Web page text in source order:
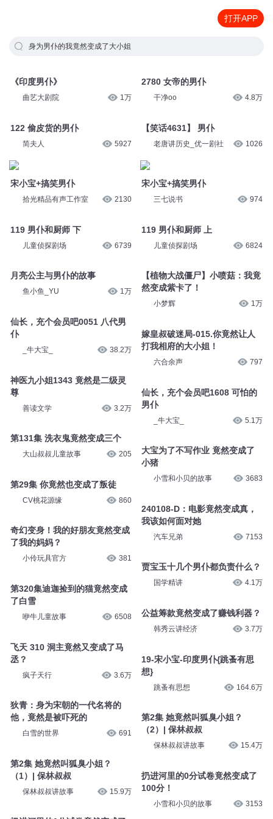
打开APP
身为男仆的我竟然变成了大小姐
《印度男仆》
曲艺大剧院 1万
122 偷皮货的男仆
简夫人 5927
宋小宝+搞笑男仆
拾光精品有声工作室 2130
119 男仆和厨师 下
儿童侦探剧场 6739
月亮公主与男仆的故事
鱼小鱼_YU 1万
仙长，充个会员吧0051 八代男
仆
_牛大宝_ 38.2万
神医九小姐1343 竟然是二级灵
尊
善读文学 3.2万
第131集 洗衣鬼竟然变成三个
大山叔叔儿童故事 205
第29集 你竟然也变成了叛徒
CV桃花源缘 860
奇幻变身！我的好朋友竟然变成
了我的妈妈？
小伶玩具官方 381
第320集迪迦捡到的猫竟然变成
了白雪
咿牛儿童故事 6508
飞天 310 洞主竟然又变成了马
丞？
疯子天行 3.6万
狄青：身为宋朝的一代名将的
他，竟然是被吓死的
白雪的世界 691
第2集 她竟然叫狐臭小姐？
（1）| 保林叔叔
保林叔叔讲故事 15.9万
2780 女帝的男仆
干净oo 4.8万
【笑话4631】 男仆
老唐讲历史_优一剧社 1026
宋小宝+搞笑男仆
三七说书 974
119 男仆和厨师 上
儿童侦探剧场 6824
【植物大战僵尸】小喷菇：我竟
然变成紫卡了！
小梦辉 1万
嫁皇叔破迷局-015.你竟然让人
打我相府的大小姐！
六合余声 797
仙长，充个会员吧1608 可怕的
男仆
_牛大宝_ 5.1万
大宝为了不写作业 竟然变成了
小猪
小雪和小贝的故事 3683
240108-D：电影竟然变成真，
我该如何面对她
汽车兄弟 7153
贾宝玉十几个男仆都负责什么？
国学精讲 4.1万
公益筹款竟然变成了赚钱利器？
韩秀云讲经济 3.7万
19-宋小宝-印度男仆{跳蚤有思
想}
跳蚤有思想 164.6万
第2集 她竟然叫狐臭小姐？
（2）| 保林叔叔
保林叔叔讲故事 15.4万
扔进河里的0分试卷竟然变成了
100分！
小雪和小贝的故事 3153